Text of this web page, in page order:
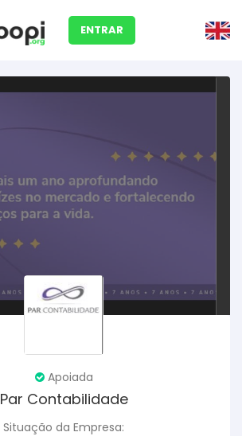
ENTRAR
Apoiada
Par Contabilidade
Situação da Empresa: